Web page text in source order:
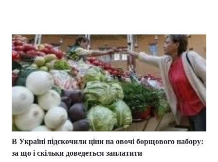
В Україні підскочили ціни на овочі борщового набору:
за що і скільки доведеться заплатити